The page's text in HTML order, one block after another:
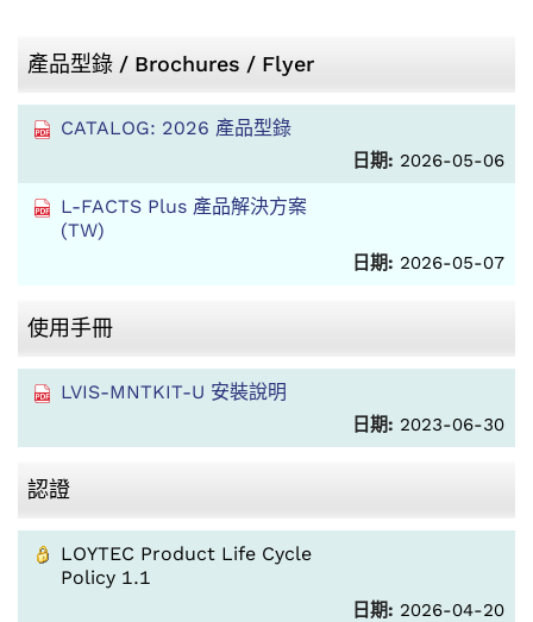
產品型錄 / Brochures / Flyer
CATALOG: 2026 產品型錄
日期: 2026-05-06
L-FACTS Plus 產品解決方案
(TW)
日期: 2026-05-07
使用手冊
LVIS-MNTKIT-U 安裝說明
日期: 2023-06-30
認證
LOYTEC Product Life Cycle
Policy 1.1
日期: 2026-04-20